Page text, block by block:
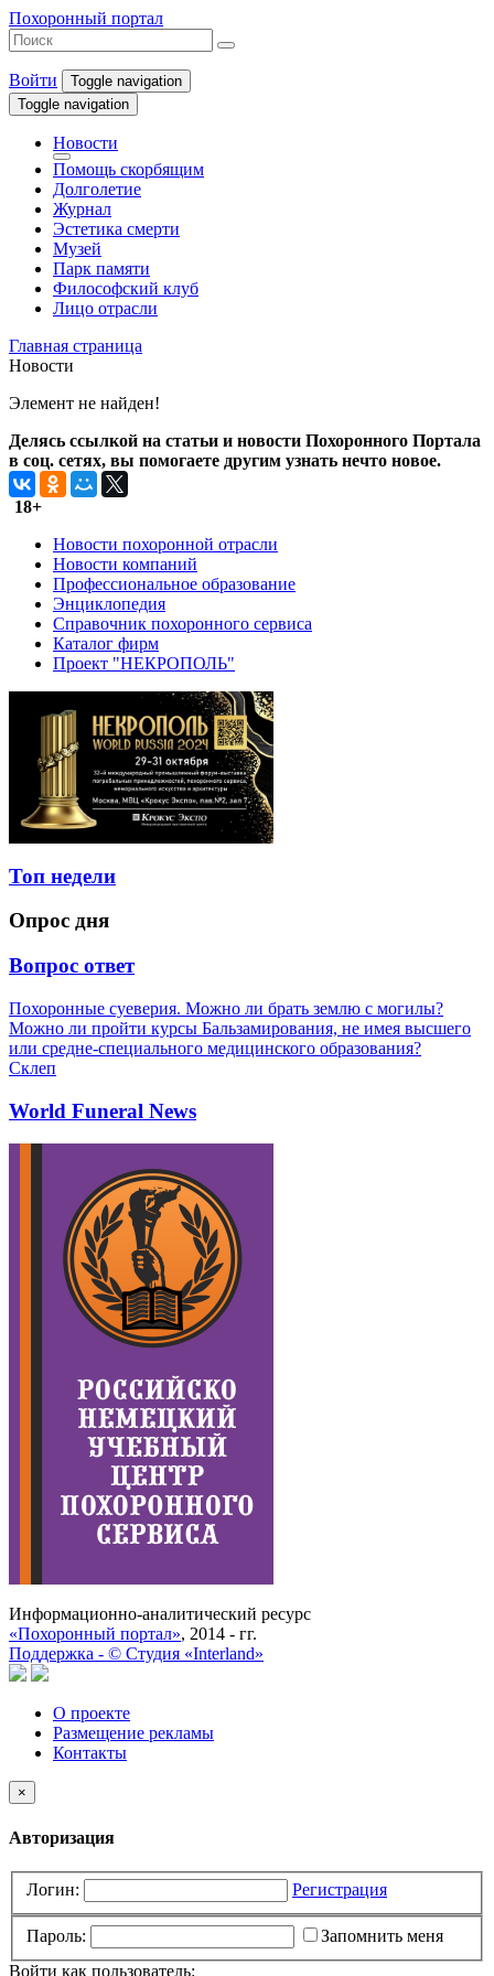
Похоронный портал
Войти
Toggle navigation
Toggle navigation
Новости
Помощь скорбящим
Долголетие
Журнал
Эстетика смерти
Музей
Парк памяти
Философский клуб
Лицо отрасли
Главная страница
Новости
Элемент не найден!
Делясь ссылкой на статьи и новости Похоронного Портала
в соц. сетях, вы помогаете другим узнать нечто новое.
18+
Новости похоронной отрасли
Новости компаний
Профессиональное образование
Энциклопедия
Справочник похоронного сервиса
Каталог фирм
Проект "НЕКРОПОЛЬ"
Топ недели
Опрос дня
Вопрос ответ
Похоронные суеверия. Можно ли брать землю с могилы?
Можно ли пройти курсы Бальзамирования, не имея высшего
или средне-специального медицинского образования?
Склеп
World Funeral News
Информационно-аналитический ресурс
«Похоронный портал», 2014 - гг.
Поддержка - © Cтудия «Interland»
О проекте
Размещение рекламы
Контакты
×
Авторизация
Логин: Регистрация
Пароль:
Запомнить меня
Войти как пользователь: